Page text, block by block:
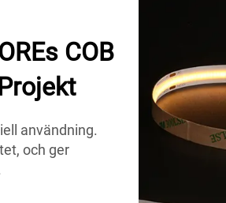
COB
användning.
och ger